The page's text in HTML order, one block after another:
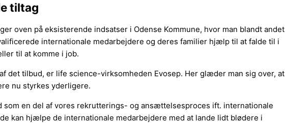
tiltag
oven på eksisterende indsatser i Odense Kommune, hvor man blandt andet
internationale medarbejdere og deres familier hjælp til at falde til i
til at komme i job.
det tilbud, er life science-virksomheden Evosep. Her glæder man sig over, at
nu styrkes yderligere.
som en del af vores rekrutterings- og ansættelsesproces ift. internationale
kan hjælpe de internationale medarbejdere med at lande lidt blødere i